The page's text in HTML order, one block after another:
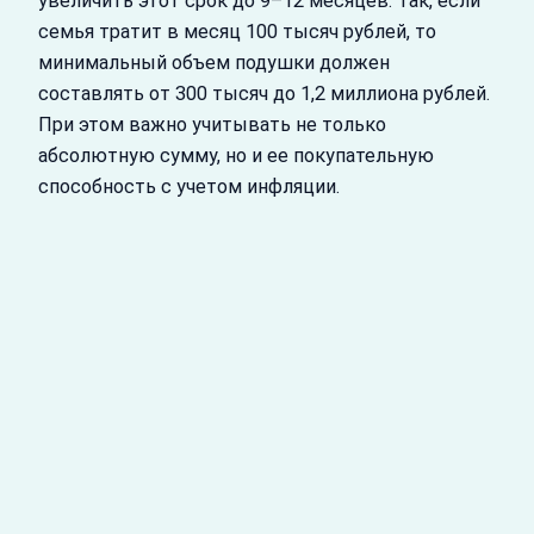
семья тратит в месяц 100 тысяч рублей, то
минимальный объем подушки должен
составлять от 300 тысяч до 1,2 миллиона рублей.
При этом важно учитывать не только
абсолютную сумму, но и ее покупательную
способность с учетом инфляции.